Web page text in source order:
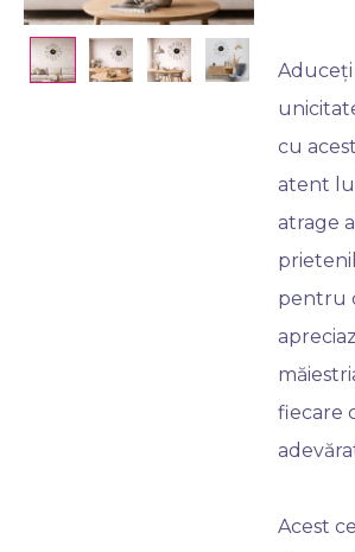
Aduceți
cu
atent
atrage
pentru
fiecare
Acest